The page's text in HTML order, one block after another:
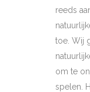
reeds
toe. Wij
om te
spelen.